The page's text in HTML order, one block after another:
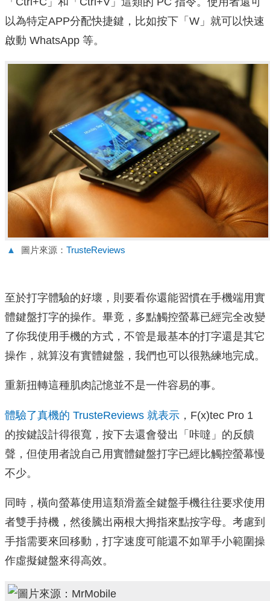
以為特定APP分配快捷鍵，比如按下「W」就可以快速
啟動 WhatsApp 等。
▲ 圖片來源： TrusteReviews
至於打字體驗的好壞，則要看你還能習慣在手機端用實
體鍵盤打字的操作。畢竟，多點觸控螢幕已經完全改變
了你我使用手機的方式，不管是最基本的打字還是其它
操作，就算沒有實體鍵盤，我們也可以很熟練地完成。
重新扭轉這種肌肉記憶並不是一件容易的事。
體驗了真機的 TrusteReviews 就表示 ，F(x)tec Pro 1
的按鍵設計得很寬，按下去還會發出「咔噠」的反饋
聲，但使用者說自己用實體鍵盤打字已經比觸控螢幕慢
不少。
同時，橫向螢幕使用這類滑蓋全鍵盤手機往往要求使用
者雙手持機，然後騰出兩根大拇指來點按字母。考慮到
手指需要來回移動，打字速度可能還不如單手小範圍操
作虛擬鍵盤來得高效。